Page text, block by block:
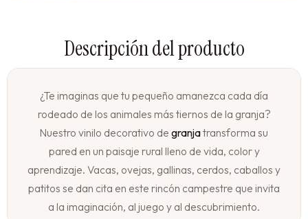
¿Te imaginas que tu pequeño amanezca cada día
rodeado de los animales más tiernos de la granja?
Nuestro vinilo decorativo de granjatransforma su
pared en un paisaje rural lleno de vida, color y
aprendizaje. Vacas, ovejas, gallinas, cerdos, caballos y
patitos se dan cita en este rincón campestre que invita
a la imaginación, al juego y al descubrimiento.